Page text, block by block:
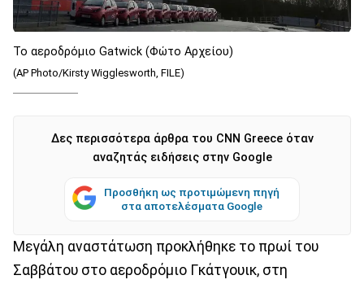
Το αεροδρόμιο Gatwick (Φώτο Αρχείου)
(AP Photo/Kirsty Wigglesworth, FILE)
Δες περισσότερα άρθρα του CNN Greece όταν
αναζητάς ειδήσεις στην Google
Προσθήκη ως προτιμώμενη πηγή
στα αποτελέσματα Google
Μεγάλη αναστάτωση προκλήθηκε το πρωί του
Σαββάτου στο αεροδρόμιο Γκάτγουικ, στη